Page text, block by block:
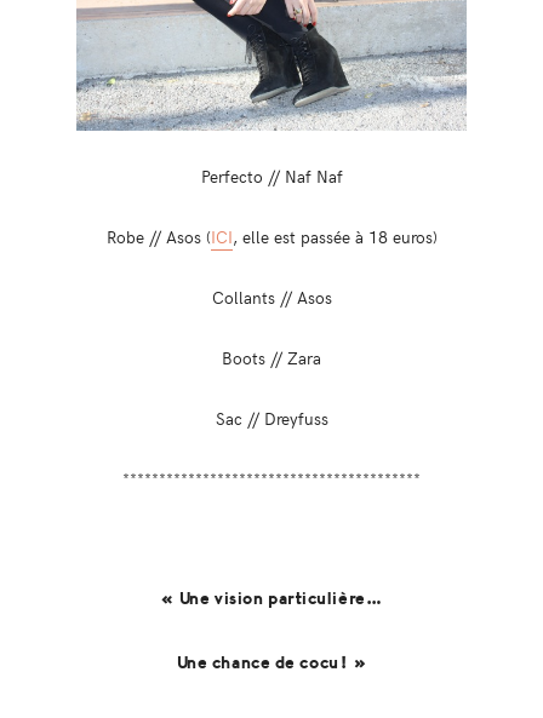
Perfecto // Naf Naf
Robe // Asos (ICI, elle est passée à 18 euros)
Collants // Asos
Boots // Zara
Sac // Dreyfuss
*****************************************
« Une vision particulière…
Une chance de cocu! »